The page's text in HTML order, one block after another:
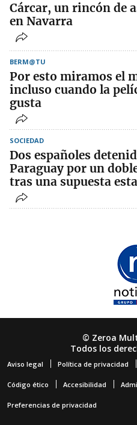
Cárcar, un rincón de
en Navarra
BERM@TU
Por esto miramos el
incluso cuando la
gusta
SOCIEDAD
Dos españoles
Paraguay por un
tras una supuesta
© Zeroa
Todos los
Aviso legal Política de privacidad
Código ético Accesibilidad
Preferencias de privacidad